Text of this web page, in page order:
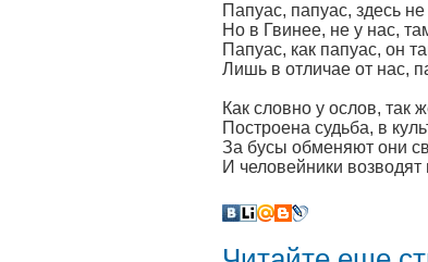
Папуас, папуас, здесь
Но в Гвинее, не у нас,
Папуас, как папуас, он
Лишь в отличае от нас,
Как словно у ослов, так
Построена судьба, в
За бусы обменяют они
И человейники